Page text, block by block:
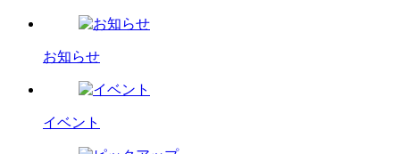
お知らせ
イベント